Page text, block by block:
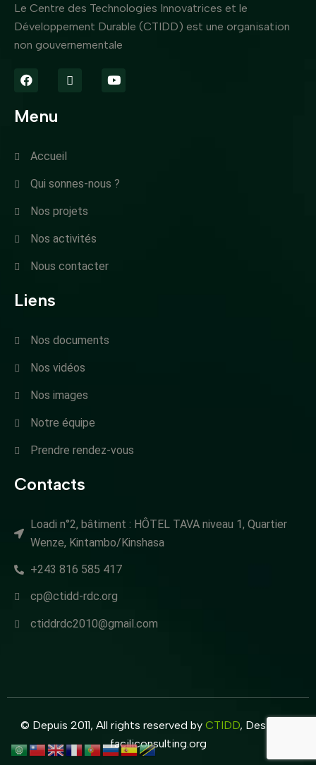
Le Centre des Technologies Innovatrices et le
Développement Durable (CTIDD) est une organisation
non gouvernementale
Menu
Accueil
Qui sonnes-nous ?
Nos projets
Nos activités
Nous contacter
Liens
Nos documents
Nos vidéos
Nos images
Notre équipe
Prendre rendez-vous
Contacts
Loadi n°2, bâtiment : HÔTEL TAVA niveau 1, Quartier
Wenze, Kintambo/Kinshasa
+243 816 585 417
cp@ctidd-rdc.org
ctiddrdc2010@gmail.com
© Depuis 2011, All rights reserved by CTIDD, Design by
faciliconsulting.org